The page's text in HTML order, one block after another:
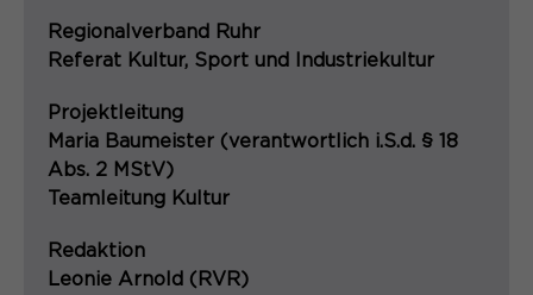
Regionalverband Ruhr
Referat Kultur, Sport und Industriekultur
Projektleitung
Maria Baumeister (verantwortlich i.S.d. § 18
Abs. 2 MStV)
Teamleitung Kultur
Redaktion
Leonie Arnold (RVR)